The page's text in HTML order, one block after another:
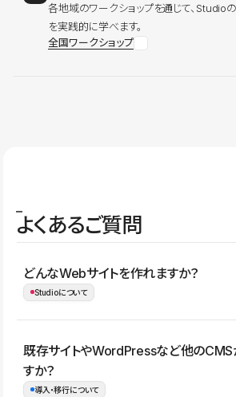
各地域のワークショップを通じて、Studio
を実践的に学べます。
全国ワークショップ
よくあるご質問
どんなWebサイトを作れますか？
Studioについて
コーポレートサイト、サービスサイト、LP、
グ・メディア、イベントサイト、店舗・商品
ォリオなど幅広く制作できます。
既存サイトやWordPressなど他のCMS
すか？
導入・移行について